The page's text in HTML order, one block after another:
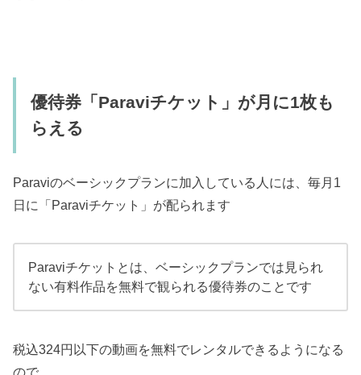
優待券「Paraviチケット」が月に1枚も
らえる
Paraviのベーシックプランに加入している人には、毎月1
日に「Paraviチケット」が配られます
Paraviチケットとは、ベーシックプランでは見られ
ない有料作品を無料で観られる優待券のことです
税込324円以下の動画を無料でレンタルできるようになる
ので、